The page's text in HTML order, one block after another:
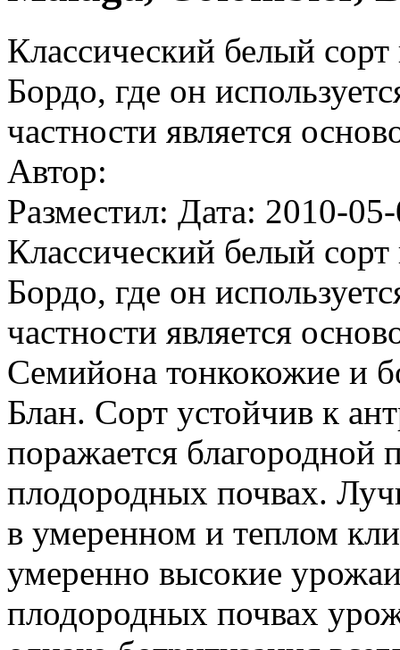
Классический белый
Бордо, где он
частности является
Автор:
Разместил: Дата: 2010-
Классический белый
Бордо, где он
частности является
Семийона тонкокожие и
Блан. Сорт устойчив к
поражается благородной
плодородных почвах.
в умеренном и теплом
умеренно высокие
плодородных почвах